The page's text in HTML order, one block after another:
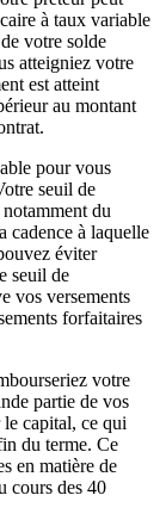
à taux variable
votre solde
atteigniez votre
est atteint
au montant
pour vous
seuil de
du
cadence à laquelle
éviter
seuil de
vos versements
forfaitaires
votre
partie de vos
le capital, ce qui
du terme. Ce
en matière de
cours des 40